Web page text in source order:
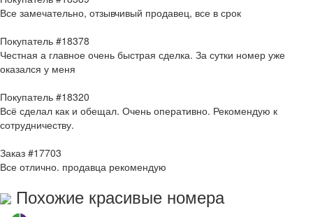
Все замечательно, отзывчивый продавец, все в срок
Покупатель #18378
Честная а главное очень быстрая сделка. За сутки номер уже
оказался у меня
Покупатель #18320
Всё сделал как и обещал. Очень оперативно. Рекомендую к
сотрудничеству.
Заказ #17703
Все отлично. продавца рекомендую
Похожие красивые номера